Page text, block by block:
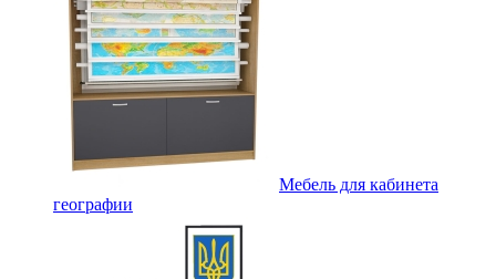
Мебель для кабинета
географии